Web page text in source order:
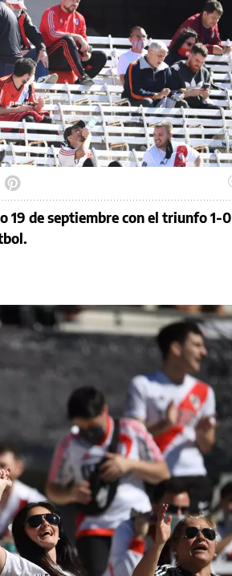
19 de septiembre con el triunfo 1-0